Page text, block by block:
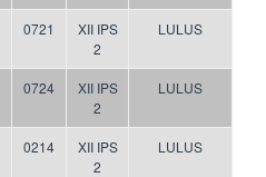
0721
XII IPS
2
LULUS
0724
XII IPS
2
LULUS
0214
XII IPS
2
LULUS